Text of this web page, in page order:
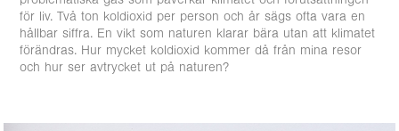
för liv. Två ton koldioxid per person och år sägs ofta vara en
hållbar siffra. En vikt som naturen klarar bära utan att klimatet
förändras. Hur mycket koldioxid kommer då från mina resor
och hur ser avtrycket ut på naturen?